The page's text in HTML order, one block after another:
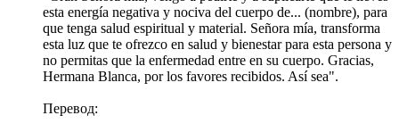
esta energía negativa y nociva del cuerpo de... (nombre), para
que tenga salud espiritual y material. Señora mía, transforma
esta luz que te ofrezco en salud y bienestar para esta persona y
no permitas que la enfermedad entre en su cuerpo. Gracias,
Hermana Blanca, por los favores recibidos. Así sea".
Перевод: